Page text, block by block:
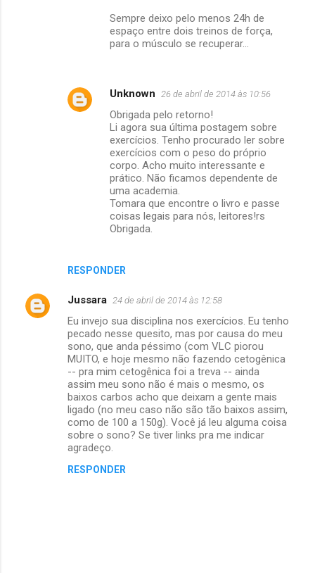
RESPONDER
Sempre deixo pelo menos 24h de
espaço entre dois treinos de força,
para o músculo se recuperar...
Unknown 26 de abril de 2014 às 10:56
Obrigada pelo retorno!
Li agora sua última postagem sobre
exercícios. Tenho procurado ler sobre
exercícios com o peso do próprio
corpo. Acho muito interessante e
prático. Não ficamos dependente de
uma academia.
Tomara que encontre o livro e passe
coisas legais para nós, leitores!rs
Obrigada.
Jussara 24 de abril de 2014 às 12:58
Eu invejo sua disciplina nos exercícios. Eu tenho
pecado nesse quesito, mas por causa do meu
sono, que anda péssimo (com VLC piorou
MUITO, e hoje mesmo não fazendo cetogênica
-- pra mim cetogênica foi a treva -- ainda
assim meu sono não é mais o mesmo, os
baixos carbos acho que deixam a gente mais
ligado (no meu caso não são tão baixos assim,
como de 100 a 150g). Você já leu alguma coisa
sobre o sono? Se tiver links pra me indicar
agradeço.
RESPONDER